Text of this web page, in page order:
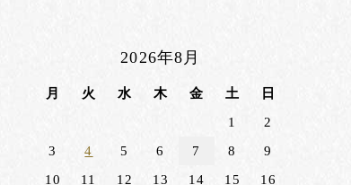
2026年8月
月 火 水 木 金 土
日
1
2
3
4 5 6 7 8
9
10
11 12 13 14 15
16